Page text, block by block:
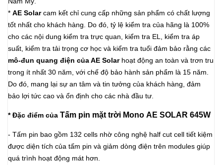
* AE Solarcam kết chỉ cung cấp những sản phẩm có chất lượng
tốt nhất cho khách hàng. Do đó, tỷ lệ kiểm tra của hãng là 100%
cho các nội dung kiểm tra trực quan, kiểm tra EL, kiểm tra áp
suất, kiểm tra tải trọng cơ học và kiểm tra tuổi đảm bảo rằng các
mô-đun quang điện của AE Solar hoạt động an toàn và trơn tru
trong ít nhất 30 năm, với chế độ bảo hành sản phẩm là 15 năm.
Do đó, mang lại sự an tâm và tin tưởng của khách hàng, đảm
bảo lợi tức cao và ổn định cho các nhà đầu tư.
* Đặc điểm của Tấm pin mặt trời Mono AE SOLAR 645W
- Tấm pin bao gồm 132 cells nhờ công nghệ half cut cell tiết kiệm
được diện tích của tấm pin và giảm dòng điện trên modules giúp
quá trình hoạt động mát hơn.